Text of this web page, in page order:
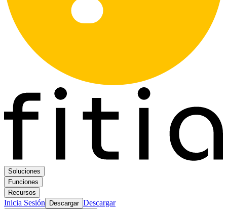
Soluciones
Funciones
Recursos
Inicia Sesión Descargar Descargar